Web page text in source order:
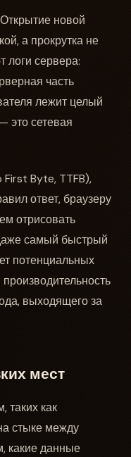
новой
а прокрутка не
логи сервера:
часть
лежит целый
это сетевая
Byte, TTFB),
ответ, браузеру
отрисовать
самый быстрый
потенциальных
выходящего за
мест
таких как
стыке между
какие данные